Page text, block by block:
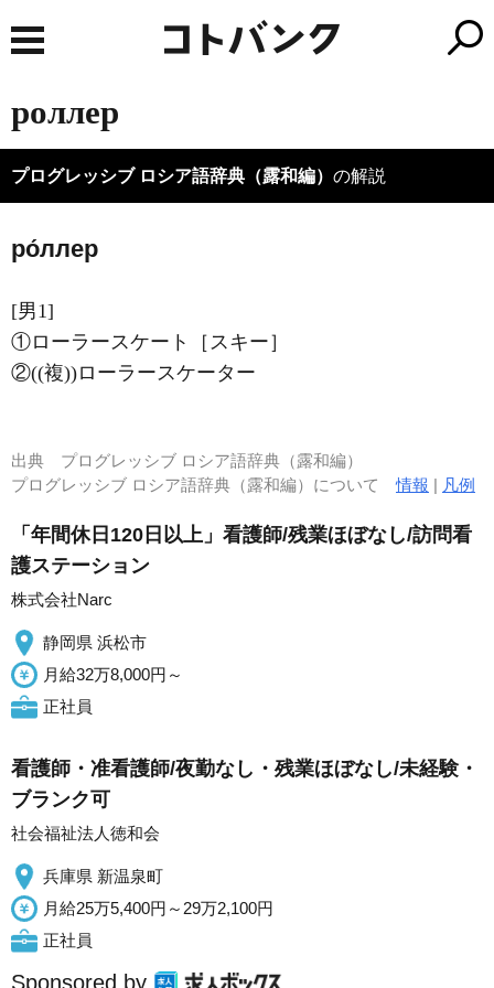
роллер
プログレッシブ ロシア語辞典（露和編） の解説
ро́ллер
[男1]
①ローラースケート［スキー］
②((複))ローラースケーター
出典 プログレッシブ ロシア語辞典（露和編）
プログレッシブ ロシア語辞典（露和編）について情報 | 凡例
「年間休日120日以上」看護師/残業ほぼなし/訪問看
護ステーション
株式会社Narc
静岡県 浜松市
月給32万8,000円～
正社員
看護師・准看護師/夜勤なし・残業ほぼなし/未経験・
ブランク可
社会福祉法人徳和会
兵庫県 新温泉町
月給25万5,400円～29万2,100円
正社員
Sponsored by